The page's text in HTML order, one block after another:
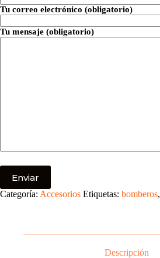
Tu correo electrónico (obligatorio)
Tu mensaje (obligatorio)
Categoría: Accesorios Etiquetas: bomberos,
Descripción